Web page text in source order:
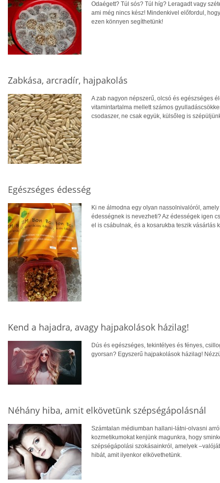
Odaégett? Túl sós? Túl híg? Leragadt vagy
ami még nincs kész! Mindenkivel előfordul,
ezen könnyen segíthetünk!
Zabkása, arcradír, hajpakolás
A zab nagyon népszerű, olcsó és egészséges
vitamintartalma mellett számos
csodaszer, ne csak együk, külsőleg is
Egészséges édesség
Ki ne álmodna egy olyan nassolnivalóról,
édességnek is nevezheti? Az édességek igen
el is csábulnak, és a kosarukba teszik vásárlás
Kend a hajadra, avagy hajpakolások házilag!
Dús és egészséges, tekintélyes és fényes,
gyorsan? Egyszerű hajpakolások házilag!
Néhány hiba, amit elkövetünk szépségápolásnál
Számtalan médiumban hallani-látni-olvasni
kozmetikumokat kenjünk magunkra, hogy
szépségápolási szokásainkról, amelyek
hibát, amit ilyenkor elkövethetünk.